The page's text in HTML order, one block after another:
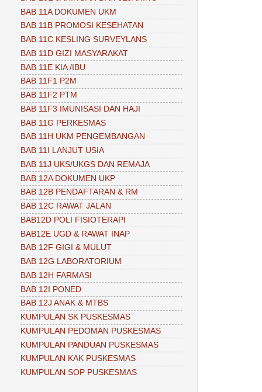
BAB 11A DOKUMEN UKM
BAB 11B PROMOSI KESEHATAN
BAB 11C KESLING SURVEYLANS
BAB 11D GIZI MASYARAKAT
BAB 11E KIA /IBU
BAB 11F1 P2M
BAB 11F2 PTM
BAB 11F3 IMUNISASI DAN HAJI
BAB 11G PERKESMAS
BAB 11H UKM PENGEMBANGAN
BAB 11I LANJUT USIA
BAB 11J UKS/UKGS DAN REMAJA
BAB 12A DOKUMEN UKP
BAB 12B PENDAFTARAN & RM
BAB 12C RAWAT JALAN
BAB12D POLI FISIOTERAPI
BAB12E UGD & RAWAT INAP
BAB 12F GIGI & MULUT
BAB 12G LABORATORIUM
BAB 12H FARMASI
BAB 12I PONED
BAB 12J ANAK & MTBS
KUMPULAN SK PUSKESMAS
KUMPULAN PEDOMAN PUSKESMAS
KUMPULAN PANDUAN PUSKESMAS
KUMPULAN KAK PUSKESMAS
KUMPULAN SOP PUSKESMAS